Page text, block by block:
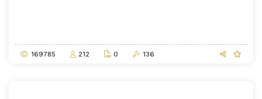
169785 212 0 136